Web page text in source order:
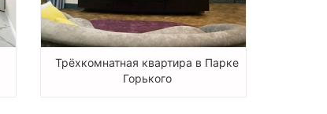
Трёхкомнатная квартира в Парке
Горького